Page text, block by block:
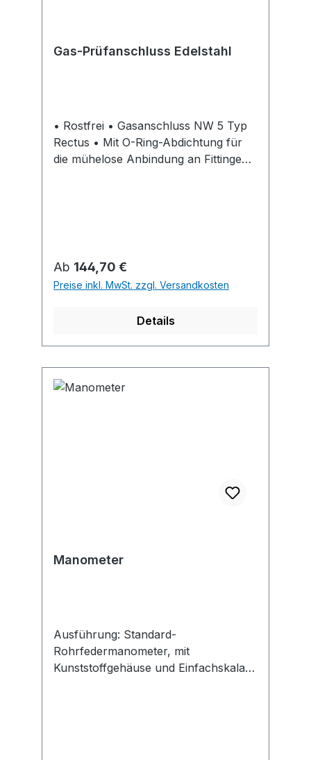
Gas-Prüfanschluss Edelstahl
• Rostfrei • Gasanschluss NW 5 Typ
Rectus • Mit O-Ring-Abdichtung für
die mühelose Anbindung an Fittinge
Regulärer Preis:
Ab 144,70 €
Preise inkl. MwSt. zzgl. Versandkosten
Details
Manometer
Ausführung: Standard-
Rohrfedermanometer, mit
Kunststoffgehäuse und Einfachskala in